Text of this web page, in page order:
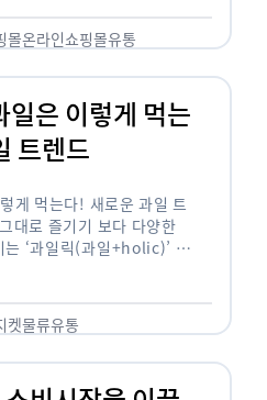
몰온라인쇼핑몰유통
일은 이렇게 먹는
트렌드
게 먹는다! 새로운 과일 트
대로 즐기기 보다 다양한
는 ‘과일릭(과일+holic)’ 트
켓물류유통